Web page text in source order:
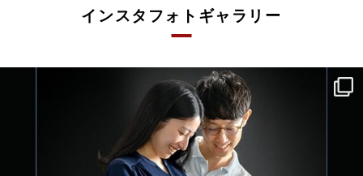
インスタフォトギャラリー